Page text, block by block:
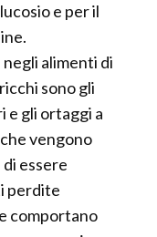
e per il
alimenti di
sono gli
e gli ortaggi a
vengono
essere
perdite
comportano